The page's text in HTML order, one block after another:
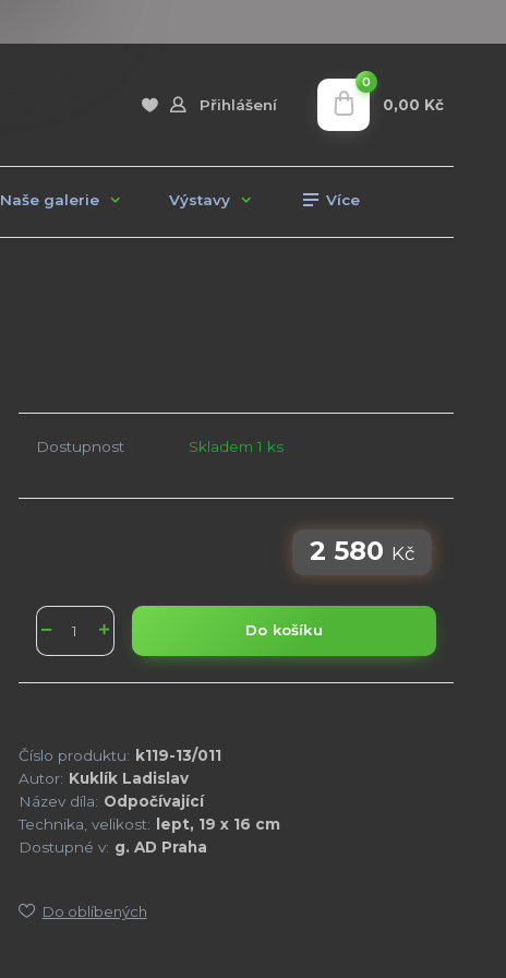
Přihlášení
0
0,00 Kč
Naše galerie Výstavy Více
Dostupnost Skladem 1 ks
2 580 Kč
Do košíku
Číslo produktu: k119-13/011
Autor: Kuklík Ladislav
Název díla: Odpočívající
Technika, velikost:
lept, 19 x 16 cm
Dostupné v: g. AD Praha
Do oblíbených